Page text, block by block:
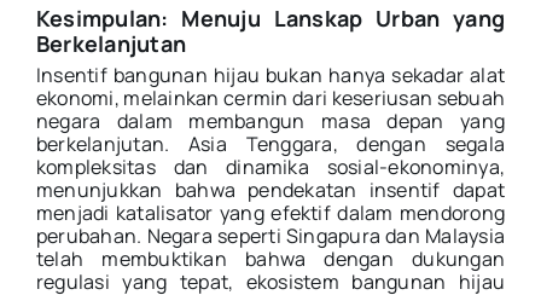
Kesimpulan: Menuju Lanskap Urban yang
Berkelanjutan
Insentif bangunan hijau bukan hanya sekadar alat
ekonomi, melainkan cermin dari keseriusan sebuah
negara dalam membangun masa depan yang
berkelanjutan. Asia Tenggara, dengan segala
kompleksitas dan dinamika sosial-ekonominya,
menunjukkan bahwa pendekatan insentif dapat
menjadi katalisator yang efektif dalam mendorong
perubahan. Negara seperti Singapura dan Malaysia
telah membuktikan bahwa dengan dukungan
regulasi yang tepat, ekosistem bangunan hijau